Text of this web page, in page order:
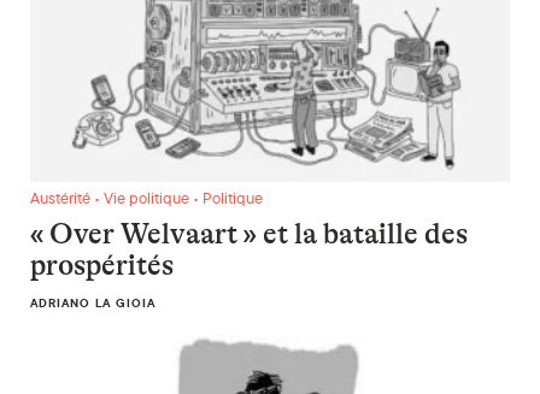
« Over Welvaart » et la bataille des prospérités
Austérité • Vie politique • Politique
« Over Welvaart » et la bataille des
prospérités
ADRIANO LA GIOIA